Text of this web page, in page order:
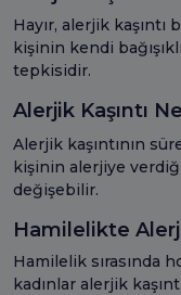
Hayır, alerjik kaşıntı
kişinin kendi
tepkisidir.
Alerjik Kaşıntı
Alerjik kaşıntının
kişinin alerjiye
değişebilir.
Hamilelikte
Hamilelik sırasında
kadınlar alerjik